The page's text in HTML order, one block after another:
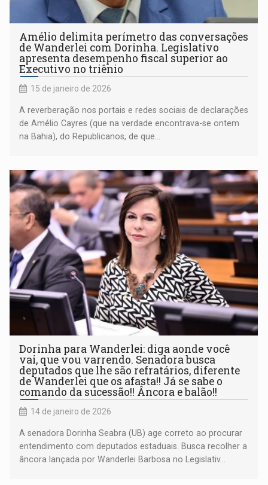
Amélio delimita perímetro das conversações
de Wanderlei com Dorinha. Legislativo
apresenta desempenho fiscal superior ao
Executivo no triênio
15 de janeiro de 2026
A reverberação nos portais e redes sociais de declarações
de Amélio Cayres (que na verdade encontrava-se ontem
na Bahia), do Republicanos, de que...
Dorinha para Wanderlei: diga aonde você
vai, que vou varrendo. Senadora busca
deputados que lhe são refratários, diferente
de Wanderlei que os afasta!! Já se sabe o
comando da sucessão!! Âncora e balão!!
14 de janeiro de 2026
A senadora Dorinha Seabra (UB) age correto ao procurar
entendimento com deputados estaduais. Busca recolher a
âncora lançada por Wanderlei Barbosa no Legislativ...